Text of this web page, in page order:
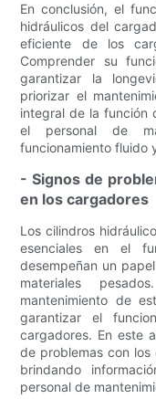
En conclusión, el
hidráulicos del
eficiente de los
Comprender su
garantizar la
priorizar el
integral de la función
el personal de
funcionamiento fluido
- Signos de
en los cargadores
Los cilindros
esenciales en el
desempeñan un
materiales
mantenimiento de
garantizar el
cargadores. En este
de problemas con los
brindando
personal de